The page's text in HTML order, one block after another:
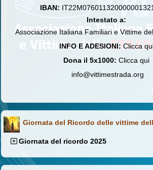
IBAN:
Intestato a:
Associazione Italiana Familiari e Vittime
INFO E ADESIONI: Clicca
Dona il 5x1000: Clicca qui
info@vittimestrada.org
Giornata del Ricordo delle vittime
Giornata del ricordo 2025